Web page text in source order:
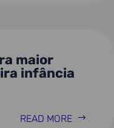
maior
infância
READ MORE